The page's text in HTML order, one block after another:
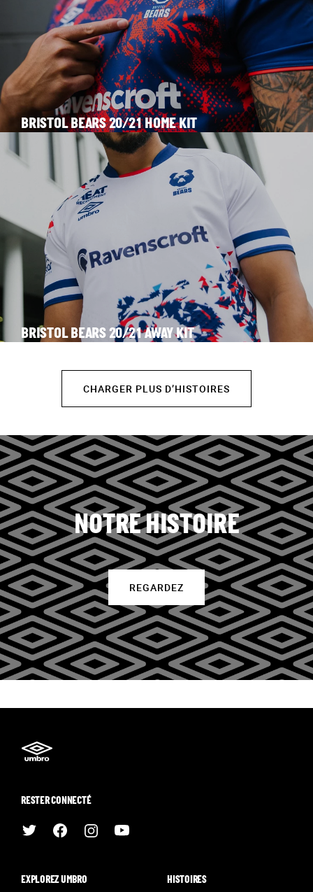
BRISTOL BEARS 20/21 HOME KIT
BRISTOL BEARS 20/21 AWAY KIT
CHARGER PLUS D’HISTOIRES
NOTRE HISTOIRE
REGARDEZ
RESTER CONNECTÉ
EXPLOREZ UMBRO HISTOIRES